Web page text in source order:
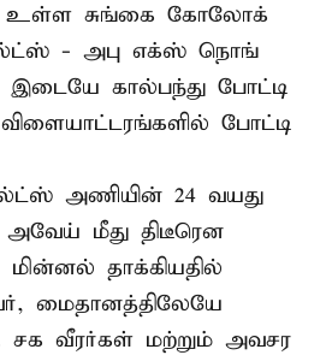
உள்ள சுங்கை கோலோக்
- அபு எக்ஸ் நொங்
இடையே கால்பந்து போட்டி
விளையாட்டரங்களில் போட்டி
அணியின் 24 வயது
மீது திடீரென
மின்னல் தாக்கியதில்
மைதானத்திலேயே
சக வீரர்கள் மற்றும் அவசர